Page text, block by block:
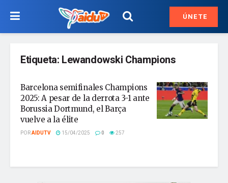
ÚNETE
Etiqueta: Lewandowski Champions
Barcelona semifinales Champions
2025: A pesar de la derrota 3-1 ante
Borussia Dortmund, el Barça
vuelve a la élite
PORAIDUTV 15/04/2025 0 257